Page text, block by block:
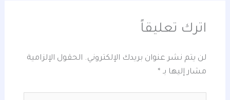
اترك تعليقاً
لن يتم نشر عنوان بريدك الإلكتروني. الحقول الإلزامية
مشار إليها بـ *